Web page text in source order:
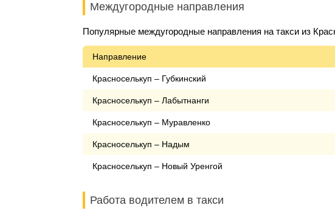
Междугородные направления
Популярные междугородные направления на такси из
Направление
Красноселькуп – Губкинский
Красноселькуп – Лабытнанги
Красноселькуп – Муравленко
Красноселькуп – Надым
Красноселькуп – Новый Уренгой
Работа водителем в такси